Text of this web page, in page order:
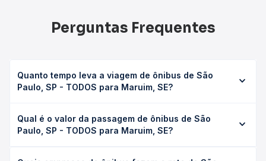
Perguntas Frequentes
Quanto tempo leva a viagem de ônibus de São
Paulo, SP - TODOS para Maruim, SE?
Maruim, SE leva em média 0 horas, podendo variar
conforme a viação, o tipo de serviço (convencional,
Qual é o valor da passagem de ônibus de São
Paulo, SP - TODOS para Maruim, SE?